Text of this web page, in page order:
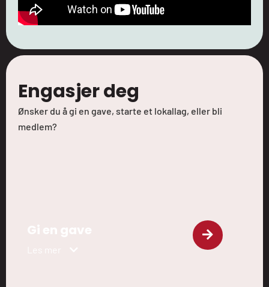
Engasjer deg
Ønsker du å gi en gave, starte et lokallag, eller bli
medlem?